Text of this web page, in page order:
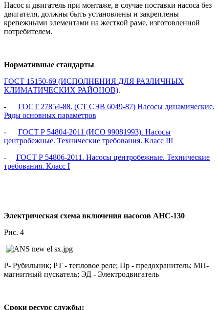
Насос и двигатель при монтаже, в случае поставки насоса без
двигателя, должны быть установлены и закреплены
крепежными элементами на жесткой раме, изготовленной
потребителем.
Нормативные стандарты
ГОСТ 15150-69 (ИСПОЛНЕНИЯ ДЛЯ РАЗЛИЧНЫХ
КЛИМАТИЧЕСКИХ РАЙОНОВ).
- ГОСТ 27854-88. (СТ СЭВ 6049-87) Насосы динамические.
Ряды основных параметров
- ГОСТ Р 54804-2011 (ИСО 99081993). Насосы
центробежные. Технические требования. Класс III
- ГОСТ Р 54806-2011. Насосы центробежные. Технические
требования. Класс I
Электрическая схема включения насосов АНС-130
Рис. 4
Р- Рубильник; РТ - тепловое реле; Пр - предохранитель; МП-
магнитный пускатель; ЭД - Электродвигатель
Сроки ресурс службы: